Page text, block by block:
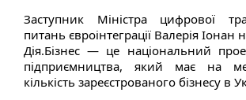
Заступник Міністра цифрової
питань євроінтеграції Валерія
Дія.Бізнес — це національний
підприємництва, який має на
кількість зареєстрованого бізнесу в